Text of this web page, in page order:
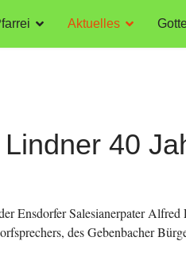
Aktuelles
40
Ensdorfer Salesianerpater
des Gebenbacher